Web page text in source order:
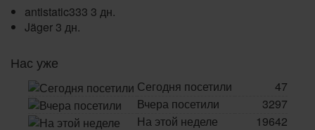
antistatic333 3 дн.
Jäger 3 дн.
Нас уже
Сегодня посетили
47
Вчера посетили
3297
На этой неделе
19642